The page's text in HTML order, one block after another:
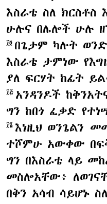
እስራቴ ስለ ክርስቶስ
ሁሉና በሌሎች ሁሉ
፲፬ በጌታም ካሉት
እስራቴ ታምነው
ያለ ፍርሃት ከፊት
፲፭ አንዳንዶች
ግን ከበጎ ፈቃድ
፲፮ እነዚህ ወንጌልን
ተሾምሁ አውቀው
ግን በእስራቴ ላይ
መስሎአቸው፥
በቅን አሳብ ሳይሆኑ